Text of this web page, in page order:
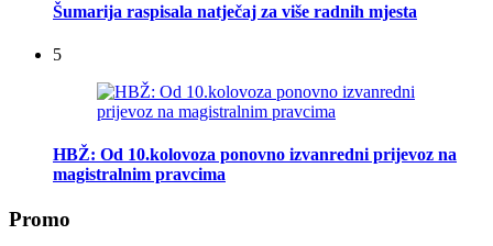
Šumarija raspisala natječaj za više radnih mjesta
5
HBŽ: Od 10.kolovoza ponovno izvanredni prijevoz na
magistralnim pravcima
Promo